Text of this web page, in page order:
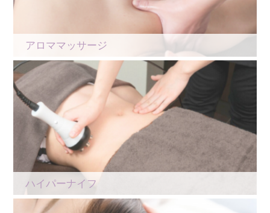
アロママッサージ
ハイパーナイフ